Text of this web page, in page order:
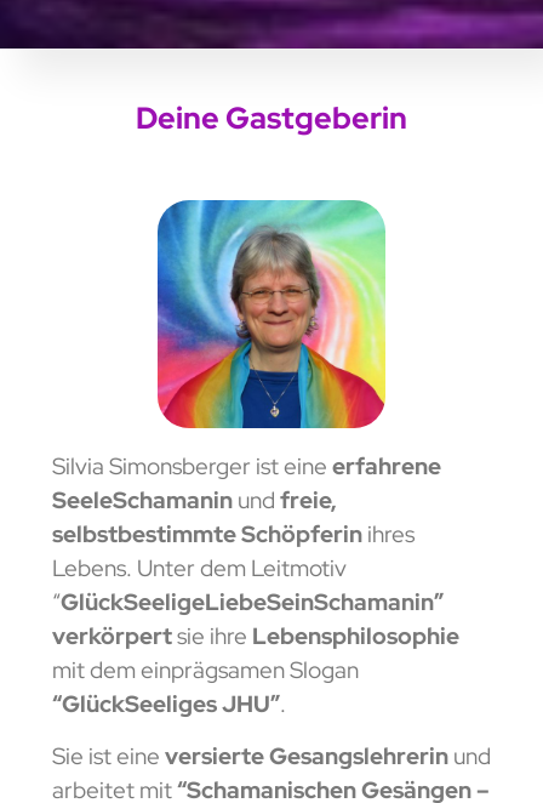
Deine Gastgeberin
Silvia Simonsberger ist eine erfahrene
SeeleSchamaninund freie,
selbstbestimmte Schöpferinihres
Lebens. Unter dem Leitmotiv
“GlückSeeligeLiebeSeinSchamanin”
verkörpertsie ihre Lebensphilosophie
mit dem einprägsamen Slogan
“GlückSeeliges JHU”.
Sie ist eine versierte Gesangslehrerinund
arbeitet mit“Schamanischen Gesängen –